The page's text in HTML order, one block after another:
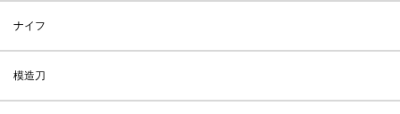
ナイフ
模造刀